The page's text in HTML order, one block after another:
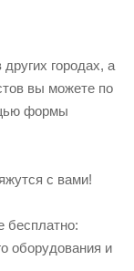
городах, а
вы можете по
формы
с вами!
бесплатно:
оборудования и